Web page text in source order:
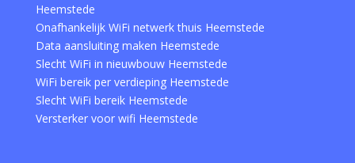
Heemstede
Onafhankelijk WiFi netwerk thuis Heemstede
Data aansluiting maken Heemstede
Slecht WiFi in nieuwbouw Heemstede
WiFi bereik per verdieping Heemstede
Slecht WiFi bereik Heemstede
Versterker voor wifi Heemstede